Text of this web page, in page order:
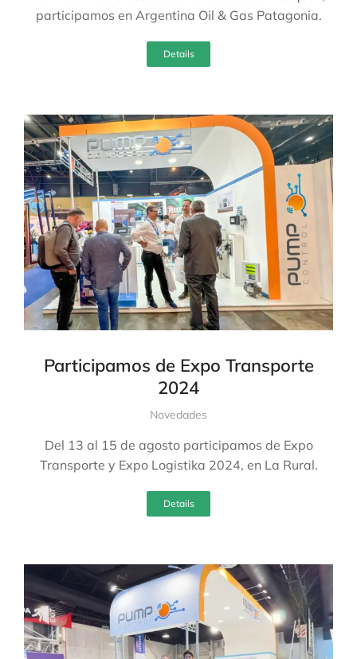
participamos en Argentina Oil & Gas Patagonia.
Details
Participamos de Expo Transporte
2024
Novedades
Del 13 al 15 de agosto participamos de Expo
Transporte y Expo Logistika 2024, en La Rural.
Details